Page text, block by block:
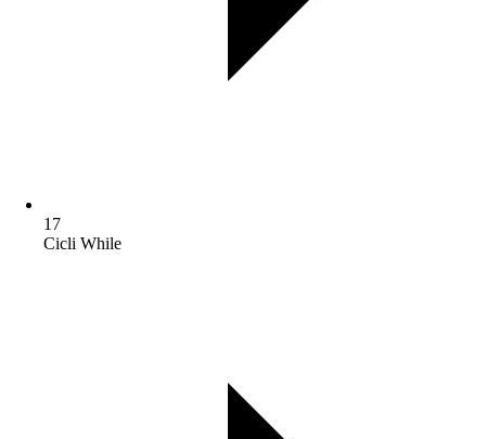
17
Cicli While